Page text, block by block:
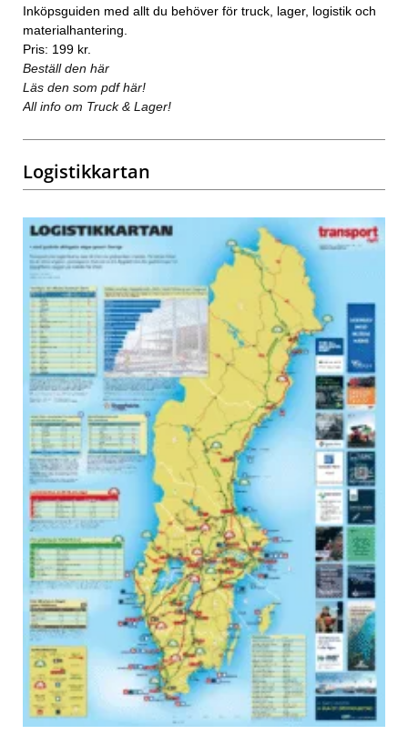
Inköpsguiden med allt du behöver för truck, lager, logistik och
materialhantering.
Pris: 199 kr.
Beställ den här
Läs den som pdf här!
All info om Truck & Lager!
Logistikkartan